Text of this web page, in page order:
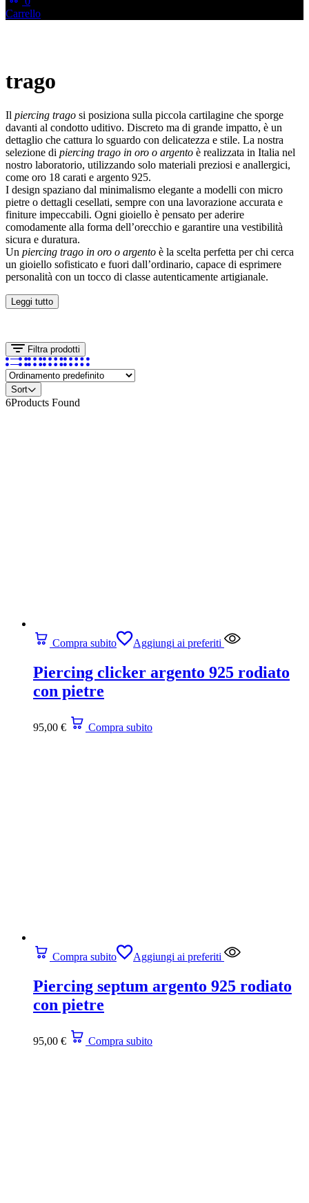
Carrello
trago
Il piercing trago si posiziona sulla piccola cartilagine che sporge
davanti al condotto uditivo. Discreto ma di grande impatto, è un
dettaglio che cattura lo sguardo con delicatezza e stile. La nostra
selezione di piercing trago in oro o argento è realizzata in Italia nel
nostro laboratorio, utilizzando solo materiali preziosi e anallergici,
come oro 18 carati e argento 925.
I design spaziano dal minimalismo elegante a modelli con micro
pietre o dettagli cesellati, sempre con una lavorazione accurata e
finiture impeccabili. Ogni gioiello è pensato per aderire
comodamente alla forma dell’orecchio e garantire una vestibilità
sicura e duratura.
Un piercing trago in oro o argento è la scelta perfetta per chi cerca
un gioiello sofisticato e fuori dall’ordinario, capace di esprimere
personalità con un tocco di classe autenticamente artigianale.
Leggi tutto
Filtra prodotti
Sort
6Products Found
Compra subito Aggiungi ai preferiti
Piercing clicker argento 925 rodiato
con pietre
95,00 € Compra subito
Compra subito Aggiungi ai preferiti
Piercing septum argento 925 rodiato
con pietre
95,00 € Compra subito